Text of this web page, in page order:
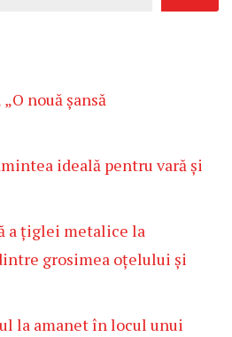
nouă șansă
ideală pentru vară și
a țiglei metalice la
grosimea oțelului și
la amanet în locul unui